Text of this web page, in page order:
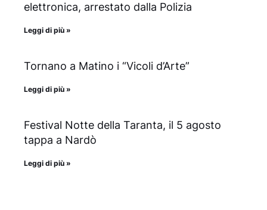
elettronica, arrestato dalla Polizia
Leggi di più »
Tornano a Matino i “Vicoli d’Arte”
Leggi di più »
Festival Notte della Taranta, il 5 agosto
tappa a Nardò
Leggi di più »